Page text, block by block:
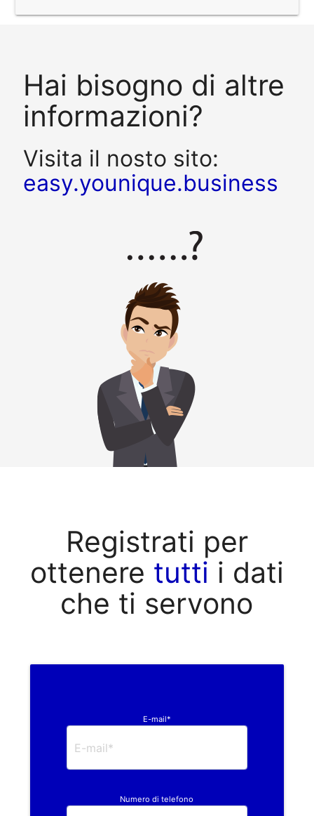
Hai bisogno di altre
informazioni?
Visita il nosto sito:
easy.younique.business
Registrati per
ottenere tutti i dati
che ti servono
E-mail*
Numero di telefono